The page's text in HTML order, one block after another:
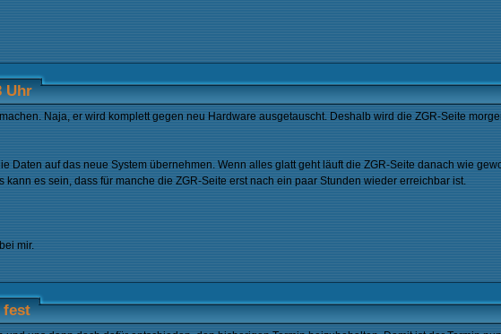
Uhr
Naja, er wird komplett gegen neu Hardware ausgetauscht. Deshalb wird die ZGR-Seite
Daten auf das neue System übernehmen. Wenn alles glatt geht läuft die ZGR-Seite danach wie
es sein, dass für manche die ZGR-Seite erst nach ein paar Stunden wieder erreichbar ist.
mir.
fest